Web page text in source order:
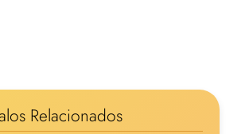
Relacionados